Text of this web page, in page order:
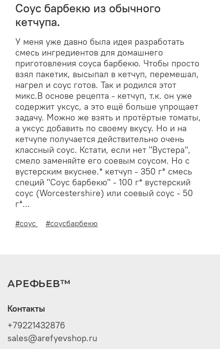
Соус барбекю из обычного
кетчупа.
У меня уже давно была идея разработать
смесь ингредиентов для домашнего
приготовления соуса барбекю. Чтобы просто
взял пакетик, высыпал в кетчуп, перемешал,
нагрел и соус готов. Так и родился этот
микс.В основе рецепта - кетчуп, т.к. он уже
содержит уксус, а это ещё больше упрощает
задачу. Можно же взять и протёртые томаты,
а уксус добавить по своему вкусу. Но и на
кетчупе получается действительно очень
классный соус. Кстати, если нет "Вустера",
смело заменяйте его соевым соусом. Но с
вустерским вкуснее.* кетчуп - 350 г* смесь
специй "Соус барбекю" - 100 г* вустерский
соус (Worcestershire) или соевый соус - 50
г*...
#соус #соусбарбекю
АРЕФЬЕВ™
Контакты
+79221432876
sales@arefyevshop.ru